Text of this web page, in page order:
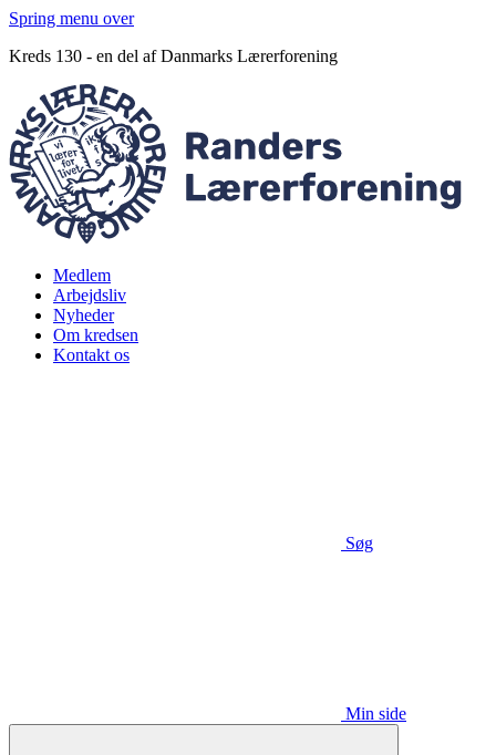
Spring menu over
Kreds 130 - en del af Danmarks Lærerforening
Medlem
Arbejdsliv
Nyheder
Om kredsen
Kontakt os
Søg
Min side